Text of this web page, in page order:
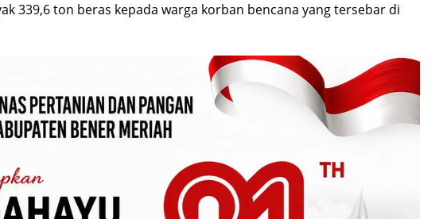
339,6 ton beras kepada warga korban bencana yang tersebar di